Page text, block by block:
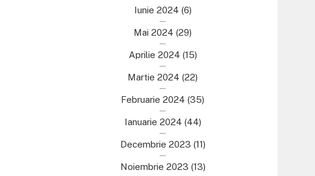
Iunie 2024 (6)
Mai 2024 (29)
Aprilie 2024 (15)
Martie 2024 (22)
Februarie 2024 (35)
Ianuarie 2024 (44)
Decembrie 2023 (11)
Noiembrie 2023 (13)